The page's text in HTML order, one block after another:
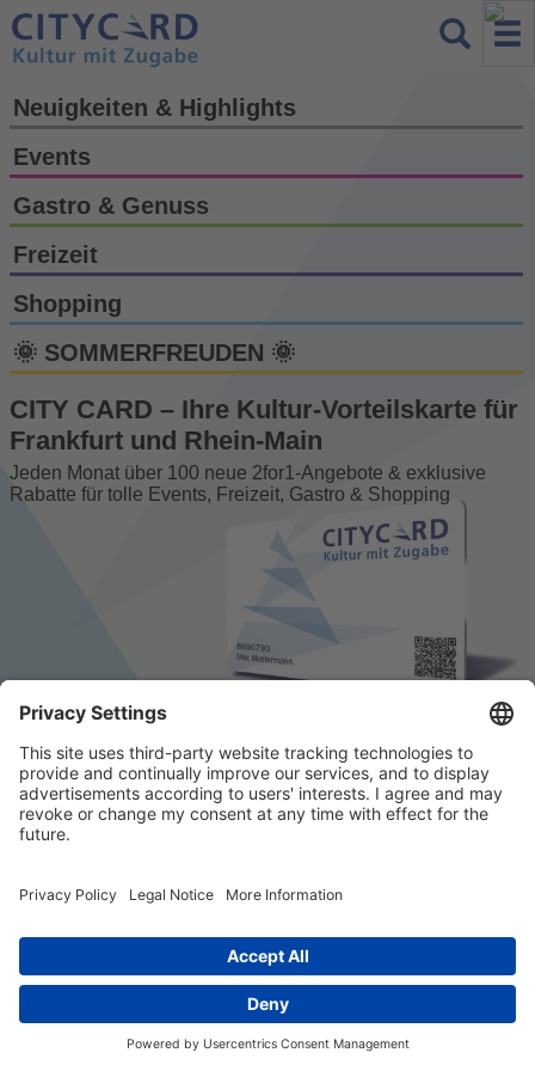
Neuigkeiten & Highlights
Events
Gastro & Genuss
Freizeit
Shopping
🌞 SOMMERFREUDEN 🌞
CITY CARD – Ihre Kultur-Vorteils­karte für
Frankfurt und Rhein-Main
Jeden Monat über 100 neue 2for1-Angebote & exklusive
Rabatte für tolle Events, Freizeit, Gastro & Shopping